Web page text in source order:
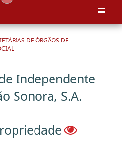
DE ÓRGÃOS DE
Independente
Sonora, S.A.